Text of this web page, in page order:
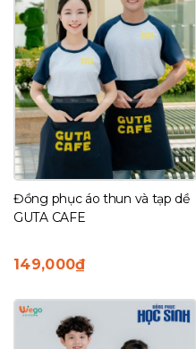
Đồng phục áo thun và tạp dề
GUTA CAFE
149,000₫